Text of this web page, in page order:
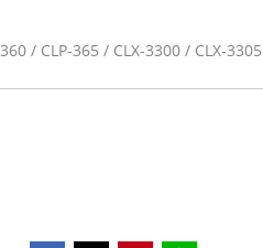
/ CLP-365 / CLX-3300 / CLX-3305